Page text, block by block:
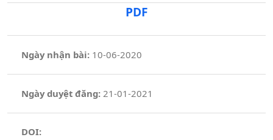
PDF
Ngày nhận bài: 10-06-2020
Ngày duyệt đăng:21-01-2021
DOI: